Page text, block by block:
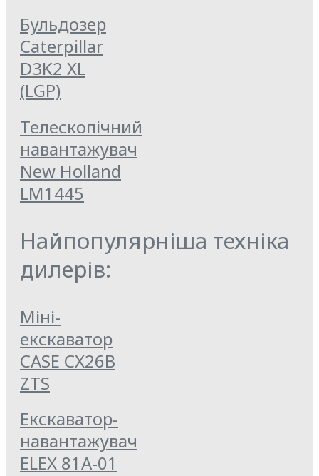
Бульдозер
Caterpillar
D3K2 XL
(LGP)
Телескопічний
навантажувач
New Holland
LM1445
Найпопулярніша техніка
дилерів:
Міні-
екскаватор
CASE CX26B
ZTS
Екскаватор-
навантажувач
ELEX 81А-01